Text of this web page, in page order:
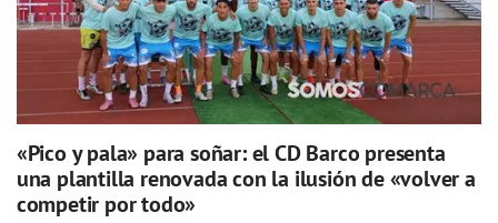
«Pico y pala» para soñar: el CD Barco presenta
una plantilla renovada con la ilusión de «volver a
competir por todo»